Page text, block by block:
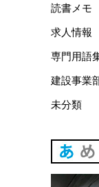
読書メモ
求人情報
専門用語
建設事業
未分類